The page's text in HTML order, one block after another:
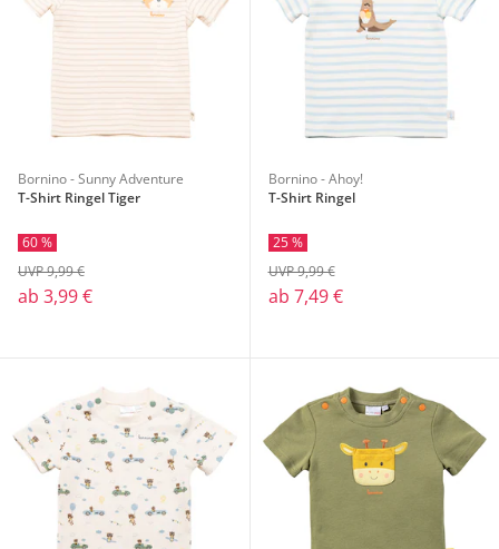
Bornino - Sunny Adventure
T-Shirt Ringel Tiger
60 %
ab 3,99 €
UVP 9,99 €
Bornino - Ahoy!
T-Shirt Ringel
25 %
ab 7,49 €
UVP 9,99 €